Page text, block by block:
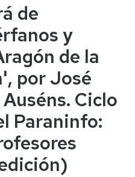
de
y
de la
por José
Ciclo
Paraninfo: